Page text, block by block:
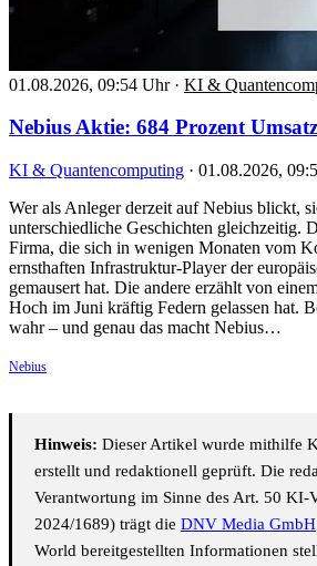
01.08.2026, 09:54 Uhr · KI &
Nebius Aktie: 684 Prozent
KI & Quantencomputing · 01.08.2026,
Wer als Anleger derzeit auf Nebius blickt,
unterschiedliche Geschichten gleichzeitig.
Firma, die sich in wenigen Monaten vom
ernsthaften Infrastruktur-Player der
gemausert hat. Die andere erzählt von
Hoch im Juni kräftig Federn gelassen hat.
wahr – und genau das macht Nebius…
Nebius
Hinweis: Dieser Artikel wurde mithilfe
erstellt und redaktionell geprüft. Die
Verantwortung im Sinne des Art. 50 KI-
2024/1689) trägt die DNV Media GmbH
World bereitgestellten Informationen